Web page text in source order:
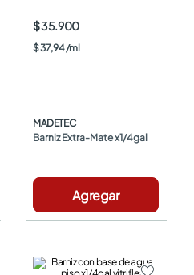
$ 35.900
$37,94/ml
MADETEC
Barniz Extra-Mate x1/4gal
Agregar